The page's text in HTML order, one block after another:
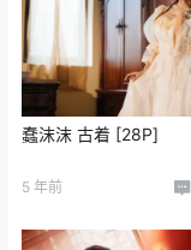
蠢沫沫 古着 [28P]
5 年前